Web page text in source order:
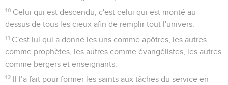
10 Celui qui est descendu, c'est celui qui est monté au-
dessus de tous les cieux afin de remplir tout l'univers.
11 C'est lui qui a donné les uns comme apôtres, les autres
comme prophètes, les autres comme évangélistes, les autres
comme bergers et enseignants.
12 Il l’a fait pour former les saints aux tâches du service en